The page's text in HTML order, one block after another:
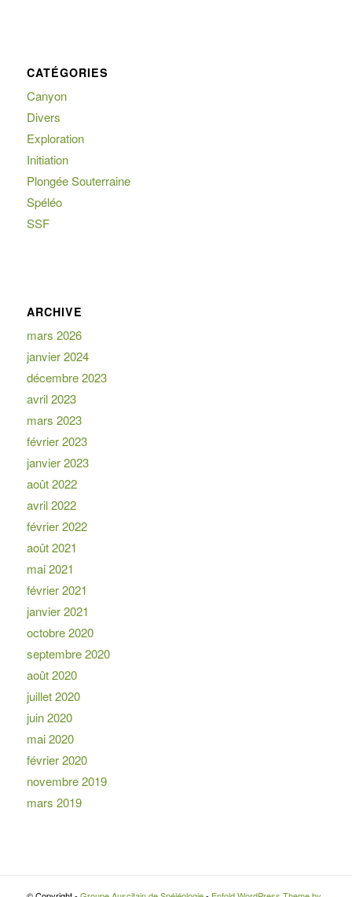
CATÉGORIES
Canyon
Divers
Exploration
Initiation
Plongée Souterraine
Spéléo
SSF
ARCHIVE
mars 2026
janvier 2024
décembre 2023
avril 2023
mars 2023
février 2023
janvier 2023
août 2022
avril 2022
février 2022
août 2021
mai 2021
février 2021
janvier 2021
octobre 2020
septembre 2020
août 2020
juillet 2020
juin 2020
mai 2020
février 2020
novembre 2019
mars 2019